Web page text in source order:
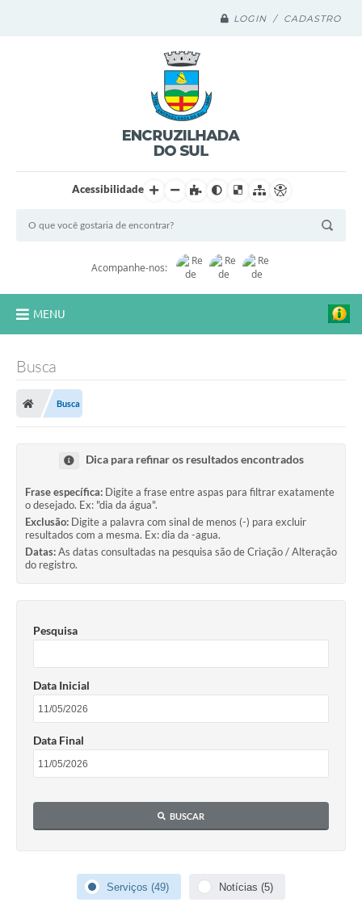
LOGIN / CADASTRO
Acessibilidade
Acompanhe-nos:
MENU
Município
Transparência
1DOC
Legislação
PARCEIROS
Links
Contato
Carta de Serviços
Relatório Ouvidoria 2021
Busca
Busca
Dica para refinar os resultados encontrados
Frase específica: Digite a frase entre aspas para filtrar exatamente
o desejado. Ex: "dia da água".
Exclusão: Digite a palavra com sinal de menos (-) para excluir
resultados com a mesma. Ex: dia da -agua.
Datas:As datas consultadas na pesquisa são de Criação / Alteração
do registro.
Pesquisa
Data Inicial
Data Final
BUSCAR
Serviços (49) Notícias (5)